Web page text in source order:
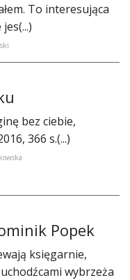
To interesująca
bez ciebie,
366 s.(...)
Popek
księgarnie,
wybrzeża